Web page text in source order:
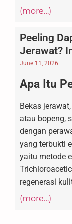
(more…)
Peeling
Jerawat?
June 11, 2026
Apa Itu
Bekas
atau bopeng,
dengan
yang terbukti
yaitu metode
regenerasi
(more…)